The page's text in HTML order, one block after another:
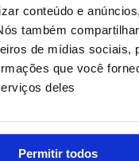
conteúdo e
também
de mídias sociais,
que você
deles
Permitir todos